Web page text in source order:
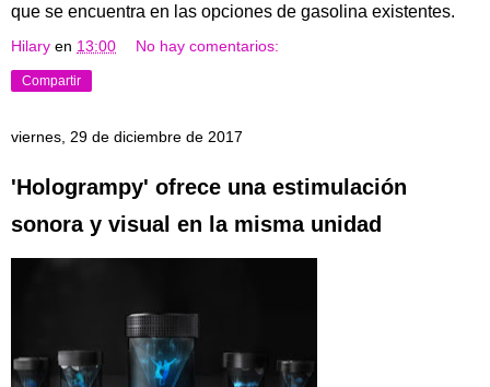
que se encuentra en las opciones de gasolina existentes.
Hilary en 13:00 No hay comentarios:
Compartir
viernes, 29 de diciembre de 2017
'Hologrampy' ofrece una estimulación
sonora y visual en la misma unidad